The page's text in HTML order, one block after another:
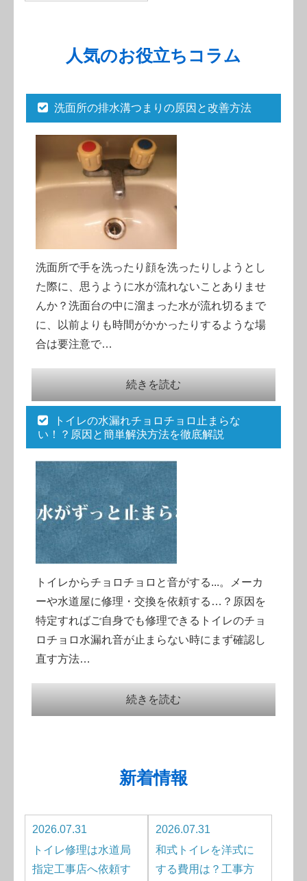
人気のお役立ちコラム
洗面所の排水溝つまりの原因と改善方法
洗面所で手を洗ったり顔を洗ったりしようとし
た際に、思うように水が流れないことありませ
んか？洗面台の中に溜まった水が流れ切るまで
に、以前よりも時間がかかったりするような場
合は要注意で…
続きを読む
トイレの水漏れチョロチョロ止まらな
い！？原因と簡単解決方法を徹底解説
トイレからチョロチョロと音がする...。メーカ
ーや水道屋に修理・交換を依頼する…？原因を
特定すればご自身でも修理できるトイレのチョ
ロチョロ水漏れ音が止まらない時にまず確認し
直す方法…
続きを読む
新着情報
2026.07.31
トイレ修理は水道局
指定工事店へ依頼す
2026.07.31
和式トイレを洋式に
する費用は？工事方